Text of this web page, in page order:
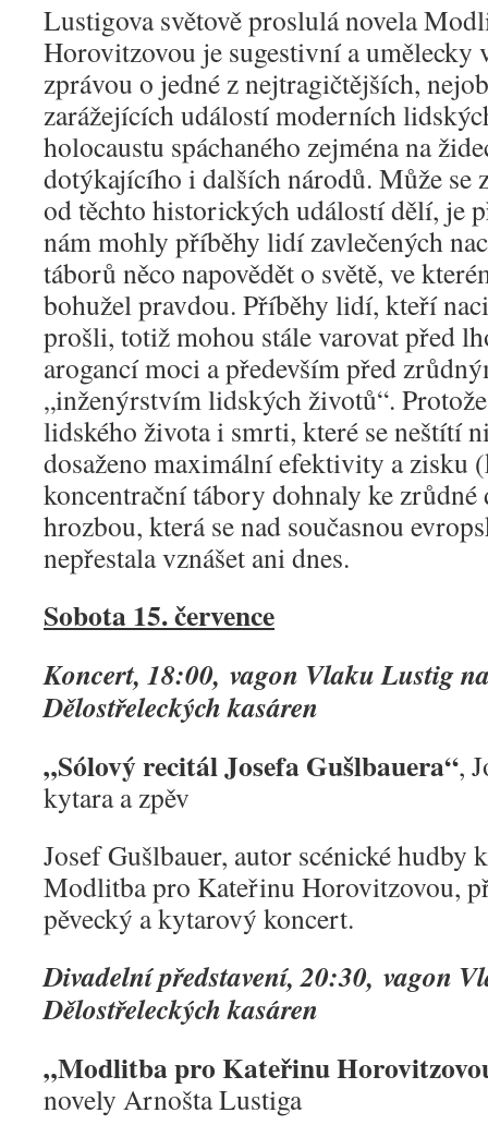
Lustigova světově proslulá novela
Horovitzovou je sugestivní a umělecky
zprávou o jedné z nejtragičtějších,
zarážejících událostí moderních
holocaustu spáchaného zejména na
dotýkajícího i dalších národů. Může se
od těchto historických událostí dělí, je
nám mohly příběhy lidí zavlečených
táborů něco napovědět o světě, ve
bohužel pravdou. Příběhy lidí, kteří
prošli, totiž mohou stále varovat před
arogancí moci a především před
„inženýrstvím lidských životů“.
lidského života i smrti, které se neštítí
dosaženo maximální efektivity a zisku
koncentrační tábory dohnaly ke
hrozbou, která se nad současnou
nepřestala vznášet ani dnes.
Sobota 15. července
Koncert, 18:00, vagon Vlaku Lustig
Dělostřeleckých kasáren
„Sólový recitál Josefa Gušlbauera“,
kytara a zpěv
Josef Gušlbauer, autor scénické hudby
Modlitba pro Kateřinu Horovitzovou,
pěvecký a kytarový koncert.
Divadelní představení, 20:30, vagon
Dělostřeleckých kasáren
„Modlitba pro Kateřinu
novely Arnošta Lustiga